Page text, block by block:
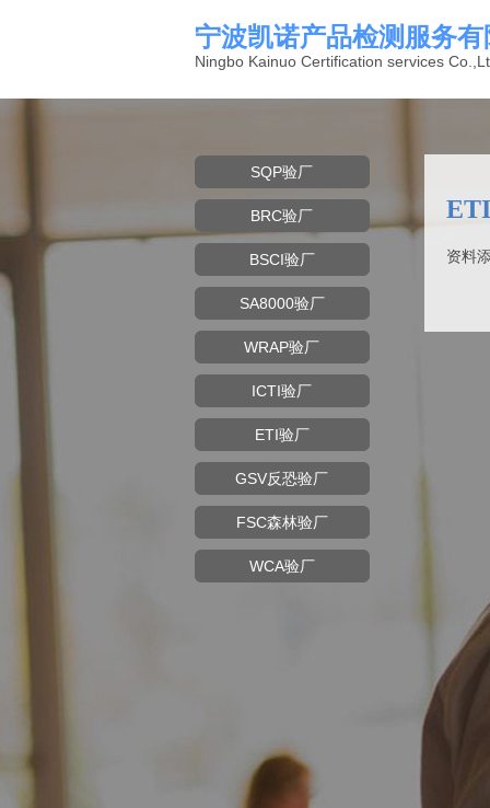
宁波凯诺产品检测服务
Ningbo Kainuo Certification services
SQP验厂
BRC验厂
BSCI验厂
SA8000验厂
WRAP验厂
ICTI验厂
ETI验厂
GSV反恐验厂
FSC森林验厂
WCA验厂
资料